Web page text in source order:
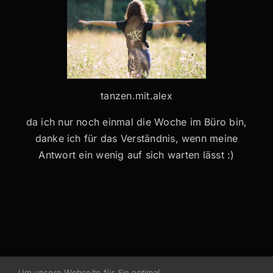
tanzen.mit.alex
da ich nur noch einmal die Woche im Büro bin,
danke ich für das Verständnis, wenn meine
Antwort ein wenig auf sich warten lässt :)